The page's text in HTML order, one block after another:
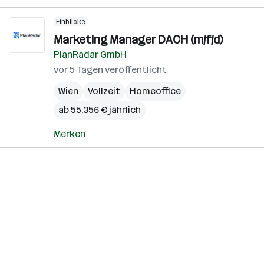
Einblicke
Marketing Manager DACH (m/f/d)
PlanRadar GmbH
vor 5 Tagen veröffentlicht
Wien
Vollzeit
Homeoffice
ab 55.356 € jährlich
Merken